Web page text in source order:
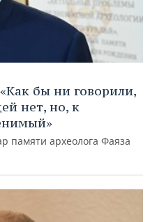
бы ни говорили,
нет, но, к
памяти археолога Фаяза